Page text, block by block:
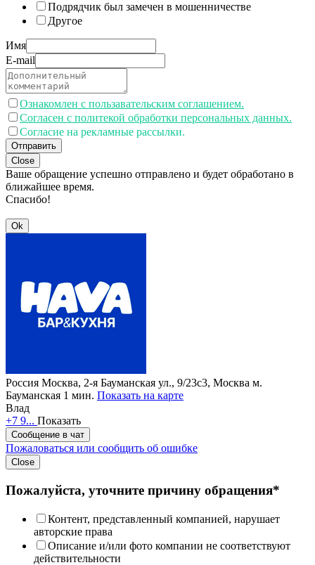
Подрядчик был замечен в мошенничестве
Другое
Имя
E-mail
Ознакомлен с пользавательским соглашением.
Согласен с политекой обработки персональных данных.
Согласие на рекламные рассылки.
Отправить
Close
Ваше обращение успешно отправлено и будет обработано в
ближайшее время.
Спасибо!
Ok
Россия Москва, 2-я Бауманская ул., 9/23с3, Москва м.
Бауманская 1 мин. Показать на карте
Влад
+7 9... Показать
Сообщение в чат
Пожаловаться или сообщить об ошибке
Close
Пожалуйста, уточните причину обращения*
Контент, представленный компанией, нарушает
авторские права
Описание и/или фото компании не соответствуют
действительности